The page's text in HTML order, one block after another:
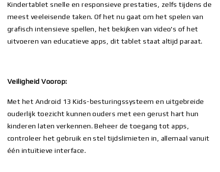
Kindertablet snelle en responsieve prestaties, zelfs tijdens de
meest veeleisende taken. Of het nu gaat om het spelen van
grafisch intensieve spellen, het bekijken van video's of het
uitvoeren van educatieve apps, dit tablet staat altijd paraat.
Veiligheid Voorop:
Met het Android 13 Kids-besturingssysteem en uitgebreide
ouderlijk toezicht kunnen ouders met een gerust hart hun
kinderen laten verkennen. Beheer de toegang tot apps,
controleer het gebruik en stel tijdslimieten in, allemaal vanuit
één intuïtieve interface.